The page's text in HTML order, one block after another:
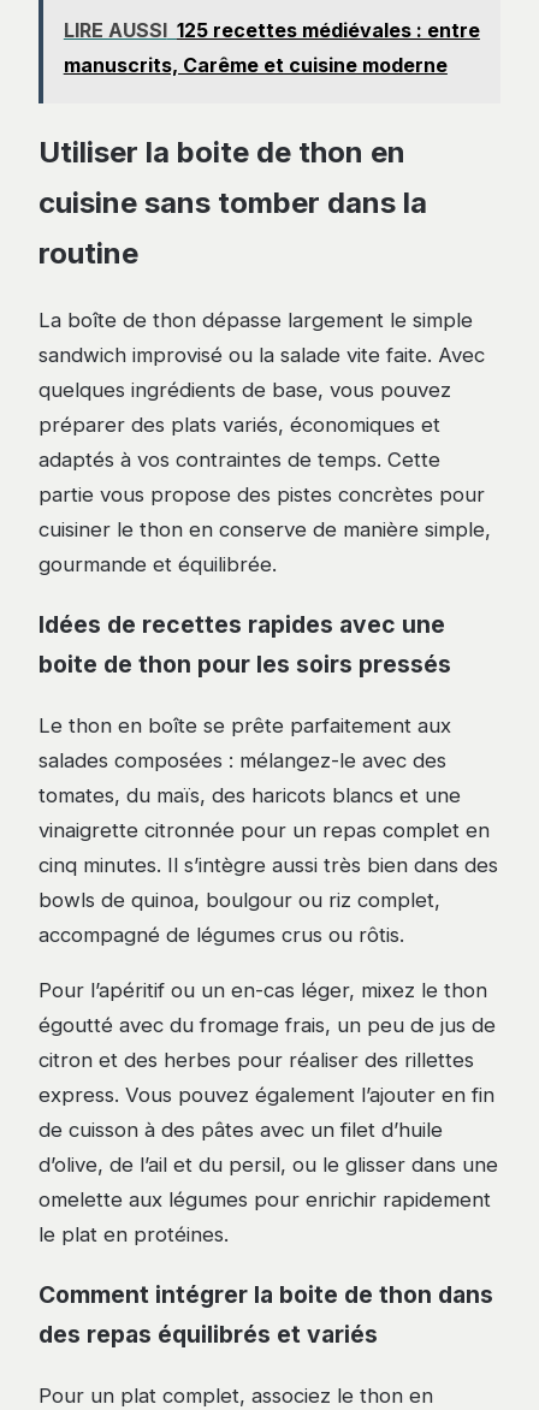
LIRE AUSSI 125 recettes médiévales : entre
manuscrits, Carême et cuisine moderne
Utiliser la boite de thon en
cuisine sans tomber dans la
routine
La boîte de thon dépasse largement le simple
sandwich improvisé ou la salade vite faite. Avec
quelques ingrédients de base, vous pouvez
préparer des plats variés, économiques et
adaptés à vos contraintes de temps. Cette
partie vous propose des pistes concrètes pour
cuisiner le thon en conserve de manière simple,
gourmande et équilibrée.
Idées de recettes rapides avec une
boite de thon pour les soirs pressés
Le thon en boîte se prête parfaitement aux
salades composées : mélangez-le avec des
tomates, du maïs, des haricots blancs et une
vinaigrette citronnée pour un repas complet en
cinq minutes. Il s’intègre aussi très bien dans des
bowls de quinoa, boulgour ou riz complet,
accompagné de légumes crus ou rôtis.
Pour l’apéritif ou un en-cas léger, mixez le thon
égoutté avec du fromage frais, un peu de jus de
citron et des herbes pour réaliser des rillettes
express. Vous pouvez également l’ajouter en fin
de cuisson à des pâtes avec un filet d’huile
d’olive, de l’ail et du persil, ou le glisser dans une
omelette aux légumes pour enrichir rapidement
le plat en protéines.
Comment intégrer la boite de thon dans
des repas équilibrés et variés
Pour un plat complet, associez le thon en